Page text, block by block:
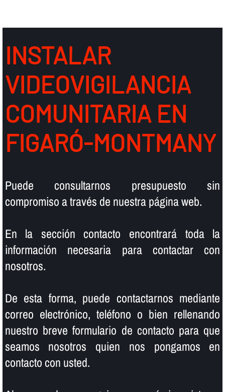
INSTALAR
VIDEOVIGILANCIA
COMUNITARIA EN
FIGARÓ-MONTMANY
Puede consultarnos presupuesto sin
compromiso a través de nuestra página web.
En la sección contacto encontrará toda la
información necesaria para contactar con
nosotros.
De esta forma, puede contactarnos mediante
correo electrónico, teléfono o bien rellenando
nuestro breve formulario de contacto para que
seamos nosotros quien nos pongamos en
contacto con usted.